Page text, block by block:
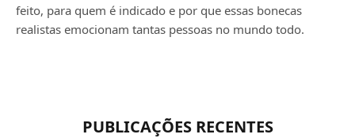
feito, para quem é indicado e por que essas bonecas
realistas emocionam tantas pessoas no mundo todo.
PUBLICAÇÕES RECENTES